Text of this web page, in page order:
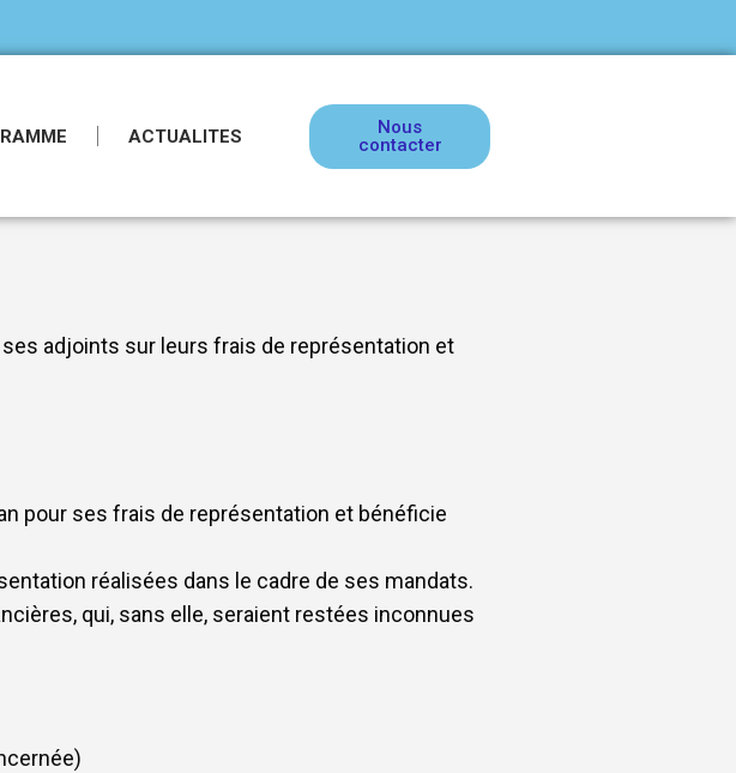
ACTUALITES
Nous
contacter
ses adjoints sur leurs frais de représentation et
pour ses frais de représentation et bénéficie
réalisées dans le cadre de ses mandats.
qui, sans elle, seraient restées inconnues